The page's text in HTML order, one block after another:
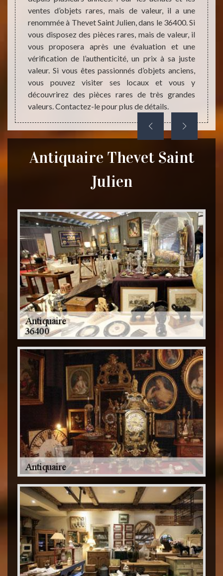
de
un
une
ventes d’objets rares, mais de valeur, il a une
renommée à Thevet Saint Julien, dans le 36400. Si
vous disposez des pièces rares, mais de valeur, il
vous proposera après une évaluation et une
vérification de l’authenticité, un prix à sa juste
valeur. Si vous êtes passionnés d’objets anciens,
vous pouvez visiter ses locaux et vous y
découvrirez des pièces rares de très grandes
valeurs. Contactez-le pour plus de détails.
objet
peut
Antiquaire Thevet Saint
Julien